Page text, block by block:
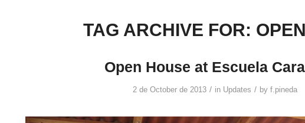
TAG ARCHIVE FOR:
Open House at Escuela
2 de October de 2013 / in Updates / byf.pineda